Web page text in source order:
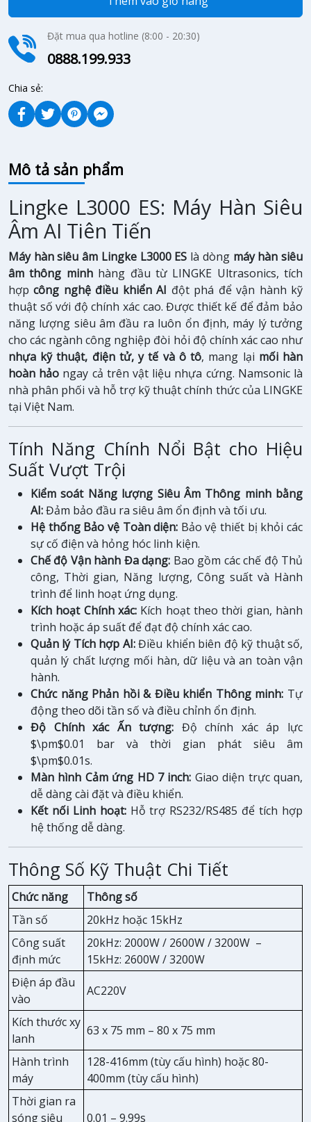
Đặt mua qua hotline (8:00 - 20:30)
0888.199.933
Chia sẻ:
Mô tả sản phẩm
Lingke L3000 ES: Máy Hàn Siêu
Âm AI Tiên Tiến
Máy hàn siêu âm Lingke L3000 ES là dòng máy hàn siêu
âm thông minhhàng đầu từ LINGKE Ultrasonics, tích
hợpcông nghệ điều khiển AI đột phá để vận hành kỹ
thuật số với độ chính xác cao. Được thiết kế để đảm bảo
năng lượng siêu âm đầu ra luôn ổn định, máy lý tưởng
cho các ngành công nghiệp đòi hỏi độ chính xác cao như
nhựa kỹ thuật, điện tử, y tế và ô tô, mang lại mối hàn
hoàn hảo ngay cả trên vật liệu nhựa cứng. Namsonic là
nhà phân phối và hỗ trợ kỹ thuật chính thức của LINGKE
tại Việt Nam.
Tính Năng Chính Nổi Bật cho Hiệu
Suất Vượt Trội
Kiểm soát Năng lượng Siêu Âm Thông minh bằng
AI:Đảm bảo đầu ra siêu âm ổn định và tối ưu.
Hệ thống Bảo vệ Toàn diện: Bảo vệ thiết bị khỏi các
sự cố điện và hỏng hóc linh kiện.
Chế độ Vận hành Đa dạng: Bao gồm các chế độ Thủ
công, Thời gian, Năng lượng, Công suất và Hành
trình để linh hoạt ứng dụng.
Kích hoạt Chính xác: Kích hoạt theo thời gian, hành
trình hoặc áp suất để đạt độ chính xác cao.
Quản lý Tích hợp AI:Điều khiển biên độ kỹ thuật số,
quản lý chất lượng mối hàn, dữ liệu và an toàn vận
hành.
Chức năng Phản hồi & Điều khiển Thông minh: Tự
động theo dõi tần số và điều chỉnh ổn định.
Độ Chính xác Ấn tượng: Độ chính xác áp lực
$\pm$0.01 bar và thời gian phát siêu âm
$\pm$0.01s.
Màn hình Cảm ứng HD 7 inch: Giao diện trực quan,
dễ dàng cài đặt và điều khiển.
Kết nối Linh hoạt:Hỗ trợ RS232/RS485 để tích hợp
hệ thống dễ dàng.
Thông Số Kỹ Thuật Chi Tiết
Chức năng
Thông số
Tần số
20kHz hoặc 15kHz
Công suất
định mức
20kHz: 2000W / 2600W / 3200W –
15kHz: 2600W / 3200W
Điện áp đầu
vào
AC220V
Kích thước xy
lanh
63 x 75 mm – 80 x 75 mm
Hành trình
máy
128-416mm (tùy cấu hình) hoặc 80-
400mm (tùy cấu hình)
Thời gian ra
sóng siêu
0.01 – 9.99s